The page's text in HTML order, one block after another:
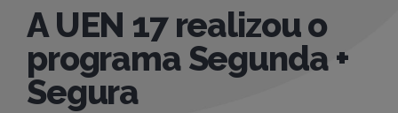
A UEN 17 realizou o
programa Segunda +
Segura